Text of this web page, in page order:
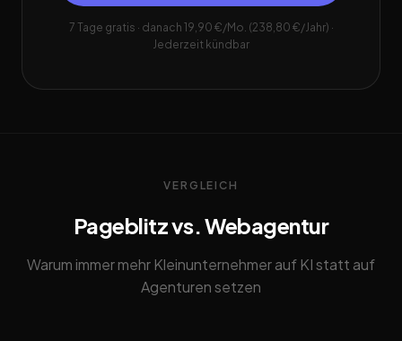
7 Tage gratis · danach 19,90 €/Mo. (238,80 €/Jahr) ·
Jederzeit kündbar
VERGLEICH
Pageblitz vs. Webagentur
Warum immer mehr Kleinunternehmer auf KI statt auf
Agenturen setzen